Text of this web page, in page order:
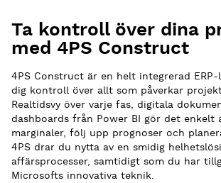
Ta kontroll över dina
med 4PS Construct
4PS Construct är en helt integrerad
dig kontroll över allt som påverkar
Realtidsvy över varje fas, digitala
dashboards från Power BI gör det enkelt
marginaler, följ upp prognoser och
4PS drar du nytta av en smidig
affärsprocesser, samtidigt som du har
Microsofts innovativa teknik.